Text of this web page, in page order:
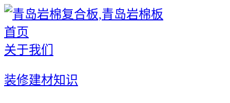
首页
关于我们
装修建材知识